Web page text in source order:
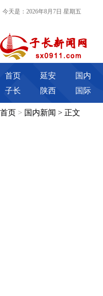
今天是：2026年8月7日 星期五
首页 延安
国内
子长
陕西 国际
首页 > 国内新闻 > 正文